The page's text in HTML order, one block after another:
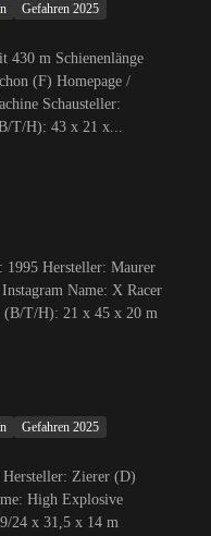
Gefahren 2025
430 m Schienenlänge
(F) Homepage /
Schausteller:
T/H): 43 x 21 x...
1995 Hersteller: Maurer
Name: X Racer
(B/T/H): 21 x 45 x 20 m
Gefahren 2025
Zierer (D)
High Explosive
24 x 31,5 x 14 m